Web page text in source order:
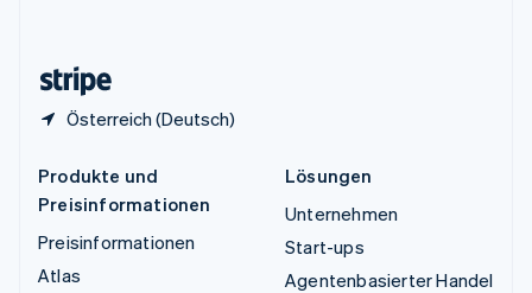
Österreich (Deutsch)
Produkte und
Preisinformationen
Preisinformationen
Atlas
Lösungen
Unternehmen
Start-ups
Agentenbasierter Handel